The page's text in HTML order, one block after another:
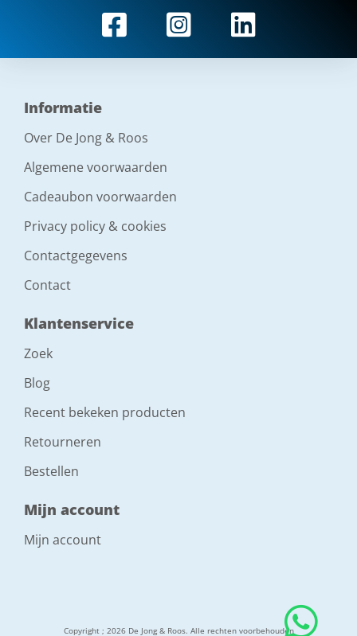
Informatie
Over De Jong & Roos
Algemene voorwaarden
Cadeaubon voorwaarden
Privacy policy & cookies
Contactgegevens
Contact
Klantenservice
Zoek
Blog
Recent bekeken producten
Retourneren
Bestellen
Mijn account
Mijn account
Copyright ; 2026 De Jong & Roos. Alle rechten voorbehouden